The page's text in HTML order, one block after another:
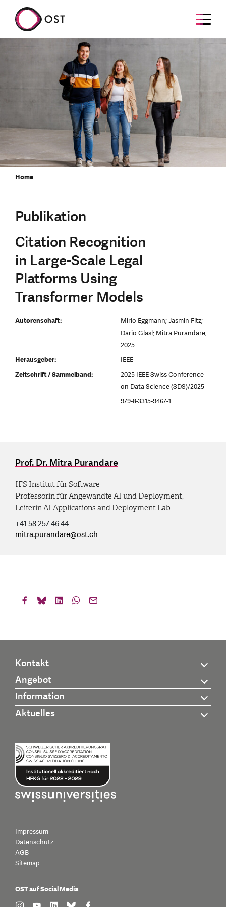
Home
Publikation
Citation Recognition
in Large-Scale Legal
Platforms Using
Transformer Models
Autorenschaft:
Mirio Eggmann; Jasmin Fitz;
Dario Glasl; Mitra Purandare,
2025
Herausgeber:
IEEE
Zeitschrift / Sammelband:
2025 IEEE Swiss Conference
on Data Science (SDS)/2025
979-8-3315-9467-1
Prof. Dr. Mitra Purandare
IFS Institut für Software
Professorin für Angewandte AI und Deployment,
Leiterin AI Applications and Deployment Lab
+41 58 257 46 44
mitra.purandare@ost.ch
Kontakt
Angebot
Information
Aktuelles
Impressum
Datenschutz
AGB
Sitemap
OST auf Social Media